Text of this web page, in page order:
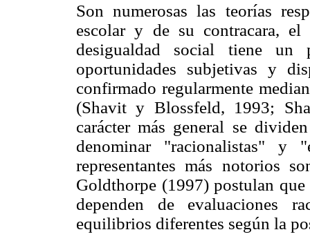
Son numerosas las teorías
escolar y de su contracara,
desigualdad social tiene
oportunidades subjetivas y
confirmado regularmente
(Shavit y Blossfeld, 1993;
carácter más general se
denominar "racionalistas" y
representantes más notorios
Goldthorpe (1997) postulan
dependen de evaluaciones
equilibrios diferentes según la